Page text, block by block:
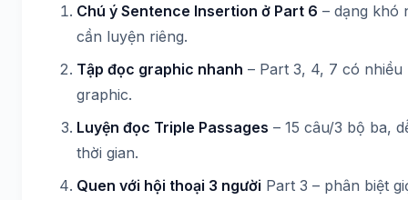
Chú ý Sentence Insertion ở Part 6 – dạng khó
cần luyện riêng.
Tập đọc graphic nhanh – Part 3, 4, 7 có nhiều
graphic.
Luyện đọc Triple Passages – 15 câu/3 bộ ba,
thời gian.
Quen với hội thoại 3 người Part 3 – phân biệt